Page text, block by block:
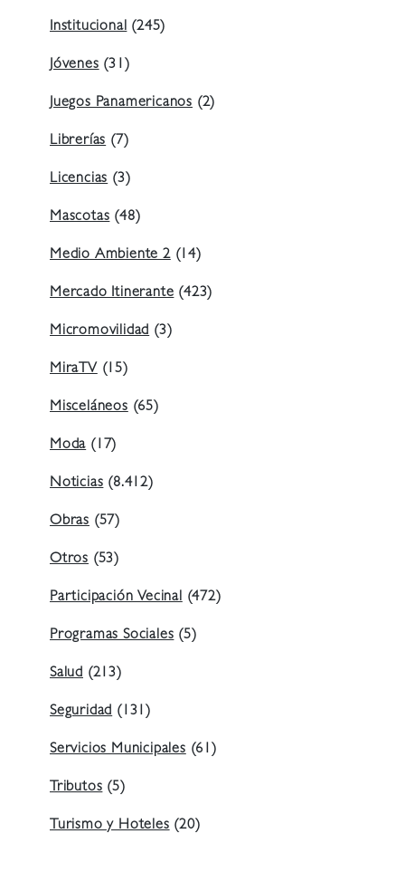
Institucional(245)
Jóvenes(31)
Juegos Panamericanos (2)
Librerías(7)
Licencias(3)
Mascotas(48)
Medio Ambiente 2(14)
Mercado Itinerante(423)
Micromovilidad(3)
MiraTV(15)
Misceláneos(65)
Moda(17)
Noticias(8.412)
Obras (57)
Otros (53)
Participación Vecinal(472)
Programas Sociales(5)
Salud (213)
Seguridad(131)
Servicios Municipales(61)
Tributos(5)
Turismo y Hoteles(20)